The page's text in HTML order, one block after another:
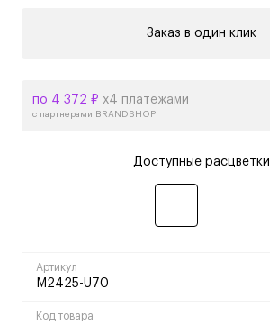
Заказ в один клик
по 4 372 ₽ х4 платежами
с партнерами BRANDSHOP
Доступные расцветки
Артикул
M2425-U70
Код товара